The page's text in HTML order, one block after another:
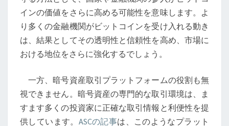
学
か
ら
の
察
インの価値をさらに高める可能性を意味します。よ
り多くの金融機関がビットコインを受け入れる動き
は、結果としてその透明性と信頼性を高め、市場に
おける地位をさらに強化するでしょう。
一方、暗号資産取引プラットフォームの役割も無
視できません。暗号資産の専門的な取引環境は、ま
すます多くの投資家に正確な取引情報と利便性を提
供しています。 ASCの記事は、このようなプラット